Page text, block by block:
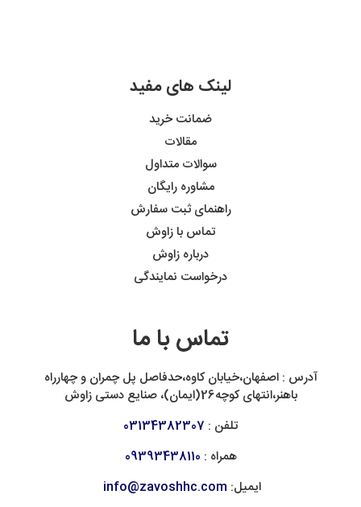
لینک های مفید
ضمانت خرید
مقالات
سوالات متداول
مشاوره رایگان
راهنمای ثبت سفارش
تماس با زاوش
درباره زاوش
درخواست نمایندگی
تماس با ما
آدرس : اصفهان،خیابان کاوه،حدفاصل پل چمران و چهارراه
باهنر،انتهای کوچه26(ایمان)، صنایع دستی زاوش
تلفن : 03134382307
همراه : 09393438110
ایمیل: info@zavoshhc.com